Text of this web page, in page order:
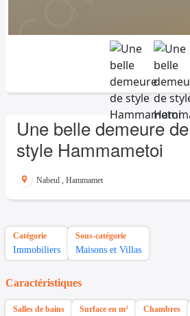
Une belle demeure de
style Hammametoi
Nabeul , Hammamet
Catégorie
Immobiliers
Sous-catégorie
Maisons et Villas
Caractéristiques
Salles de bains Surface en m² Chambres